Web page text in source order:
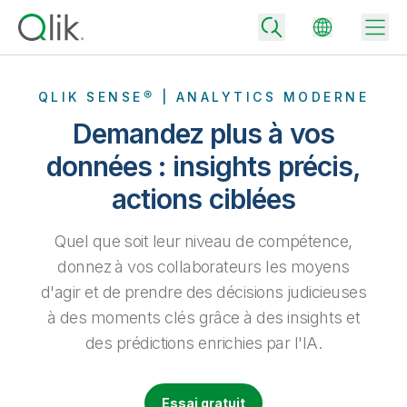
Back
Pourquoi Qlik ?
Transformez vos données en moteurs de réussite.
Partenaires technologiques et intégrations
Boostez la puissance de l'intégration des données et de l'analytics
Back
Intégration de données
Analytics et IA
Tous les produits
Tarifs – Intégration et la qualité des données
Accélérez la livraison de données de confiance et prenez des
décisions plus avisées en choisissant l'offre d'intégration de
données la mieux adaptée.
Choisissez l'offre d'analytics qui vous correspond pour fournir des
Événements et webinars
Bibliothèque des ressources
QLIK SENSE® | ANALYTICS MODERNE
Demandez plus à vos
données : insights précis,
actions ciblées
Quel que soit leur niveau de compétence,
donnez à vos collaborateurs les moyens
d'agir et de prendre des décisions judicieuses
à des moments clés grâce à des insights et
des prédictions enrichies par l'IA.
Essai gratuit